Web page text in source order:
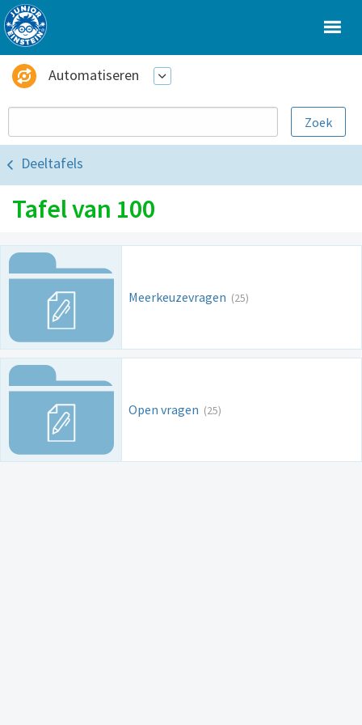
Automatiseren
Deeltafels
Tafel van 100
Meerkeuzevragen (25)
Open vragen (25)